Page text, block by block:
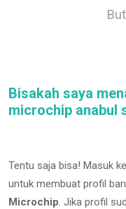
Bisakah saya
microchip anabul
Tentu saja bisa! Masuk
untuk membuat profil
Microchip. Jika profil